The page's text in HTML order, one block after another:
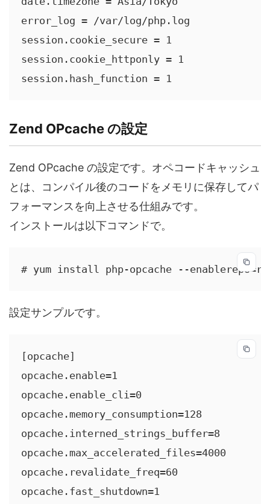
error_log = /var/log/php.log
session.cookie_secure = 1
session.cookie_httponly = 1
session.hash_function = 1
Zend OPcache の設定
Zend OPcache の設定です。オペコードキャッシュ
とは、コンパイル後のコードをメモリに保存してパ
フォーマンスを向上させる仕組みです。
インストールは以下コマンドで。
# yum install php-opcache --
設定サンプルです。
[opcache]
opcache.enable=1
opcache.enable_cli=0
opcache.memory_consumption=128
opcache.interned_strings_buffer=8
opcache.max_accelerated_files=4000
opcache.revalidate_freq=60
opcache.fast_shutdown=1